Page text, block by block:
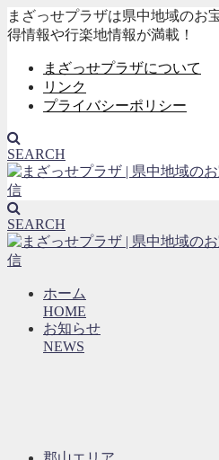
まざっせプラザは県中地域のお
得情報や行楽地情報が満載！
まざっせプラザについて
リンク
プライバシーポリシー
SEARCH
SEARCH
ホーム
HOME
お知らせ
NEWS